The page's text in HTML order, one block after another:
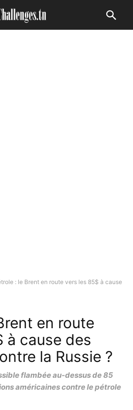
: le Brent en route vers les 85$ à cause
en route
à cause des
la Russie ?
flambée au-dessus de 85
américaines contre le pétrole